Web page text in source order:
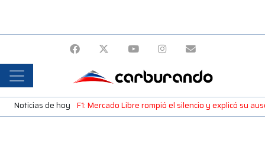
Noticias de hoy F1: Mercado Libre rompió el silencio y explicó su